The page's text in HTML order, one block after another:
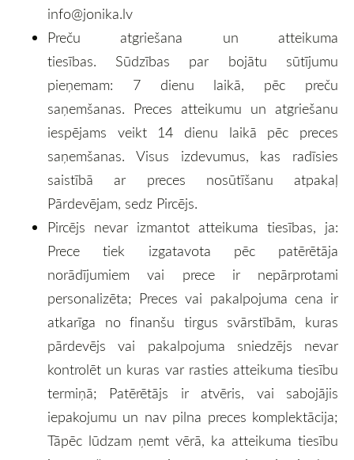
info@jonika.lv
Preču atgriešana un atteikuma
tiesības.
Sūdzības par bojātu sūtījumu
pieņemam: 7 dienu laikā, pēc preču
saņemšanas. Preces atteikumu un atgriešanu
iespējams veikt 14 dienu laikā pēc preces
saņemšanas. Visus izdevumus, kas radīsies
saistībā ar preces nosūtīšanu atpakaļ
Pārdevējam, sedz Pircējs.
Pircējs nevar izmantot atteikuma tiesības, ja:
Prece tiek izgatavota pēc patērētāja
norādījumiem vai prece ir nepārprotami
personalizēta; Preces vai pakalpojuma cena ir
atkarīga no finanšu tirgus svārstībām, kuras
pārdevējs vai pakalpojuma sniedzējs nevar
kontrolēt un kuras var rasties atteikuma tiesību
termiņā; Patērētājs ir atvēris, vai sabojājis
iepakojumu un nav pilna preces komplektācija;
Tāpēc lūdzam ņemt vērā, ka atteikuma tiesību